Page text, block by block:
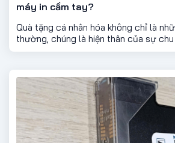
máy in cầm tay?
Quà tặng cá nhân hóa không chỉ là
thường, chúng là hiện thân của sự
niệm. Lợi ích của việc tùy chỉnh quà
thuận tiện và sáng tạo để tạo ra
nhân hóa, biến những món đồ thông
báu vật độc nhất vô nhị. Hãy bắt đầu
năng khác nhau của máy in cầm tay để
quà tiếp theo của bạn thực sự khó